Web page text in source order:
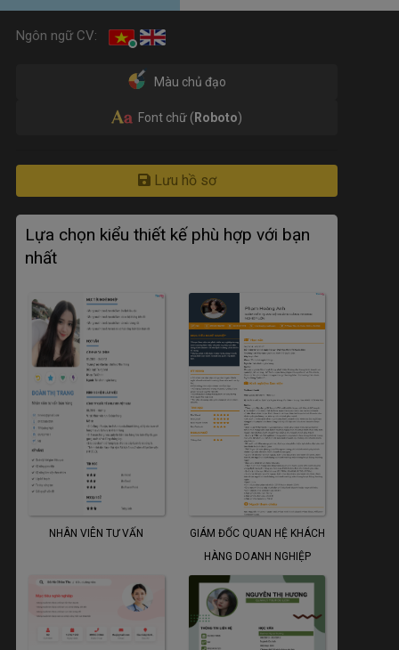
Ngôn ngữ CV:
Màu chủ đạo
Font chữ ( Roboto)
Lưu hồ sơ
Lựa chọn kiểu thiết kế phù hợp với bạn
nhất
NHÂN VIÊN TƯ VẤN
GIÁM ĐỐC QUAN HỆ KHÁCH
HÀNG DOANH NGHIỆP